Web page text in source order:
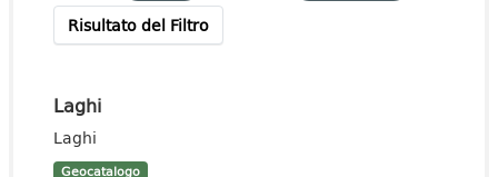
Risultato del Filtro
Laghi
Laghi
Geocatalogo